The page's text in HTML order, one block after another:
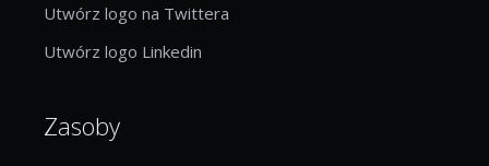
Utwórz logo na Twittera
Utwórz logo Linkedin
Zasoby